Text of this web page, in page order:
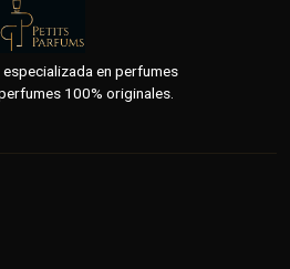
especializada en perfumes
100% originales.